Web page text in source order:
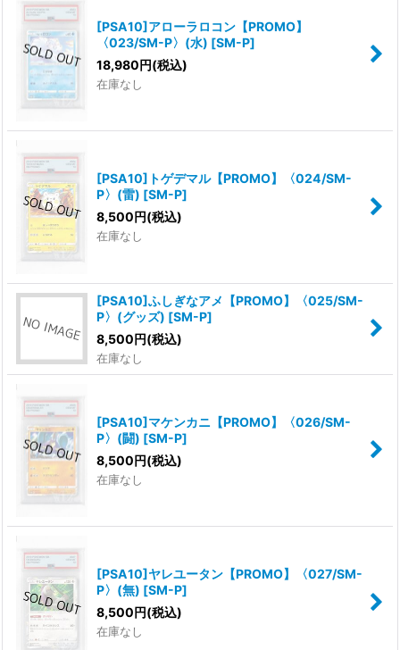
[PSA10]アローラロコン【PROMO】
〈023/SM-P〉(水) [SM-P]
18,980円(税込)
在庫なし
[PSA10]トゲデマル【PROMO】〈024/SM-
P〉(雷) [SM-P]
8,500円(税込)
在庫なし
[PSA10]ふしぎなアメ【PROMO】〈025/SM-
P〉(グッズ) [SM-P]
8,500円(税込)
在庫なし
[PSA10]マケンカニ【PROMO】〈026/SM-
P〉(闘) [SM-P]
8,500円(税込)
在庫なし
[PSA10]ヤレユータン【PROMO】〈027/SM-
P〉(無) [SM-P]
8,500円(税込)
在庫なし